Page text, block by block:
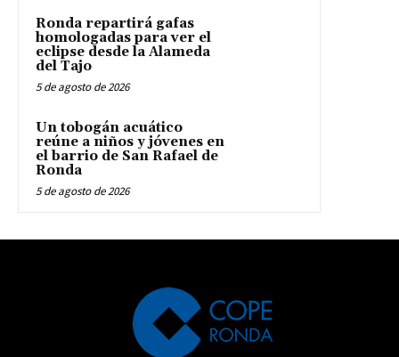
Ronda repartirá gafas
homologadas para ver el
eclipse desde la Alameda
del Tajo
5 de agosto de 2026
Un tobogán acuático
reúne a niños y jóvenes en
el barrio de San Rafael de
Ronda
5 de agosto de 2026